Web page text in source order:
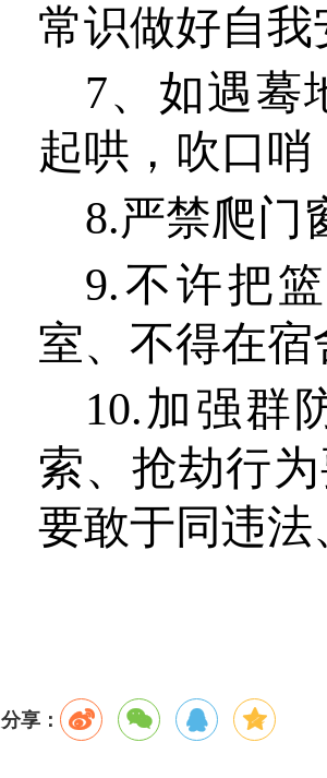
常识做好自
7、如遇蓦
起哄，吹口
8.严禁爬门
9.不许把
室、不得在
10.加强群
索、抢劫行
要敢于同违
分享：